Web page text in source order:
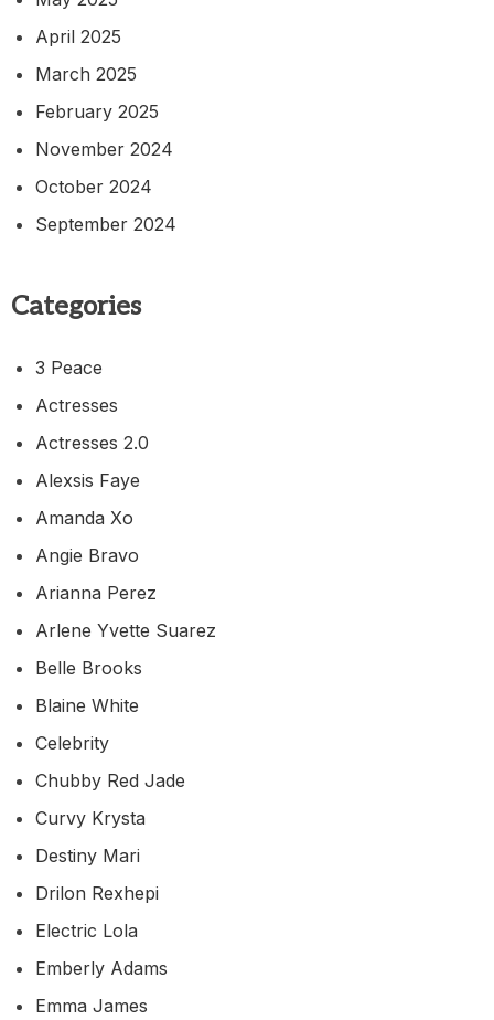
April 2025
March 2025
February 2025
November 2024
October 2024
September 2024
Categories
3 Peace
Actresses
Actresses 2.0
Alexsis Faye
Amanda Xo
Angie Bravo
Arianna Perez
Arlene Yvette Suarez
Belle Brooks
Blaine White
Celebrity
Chubby Red Jade
Curvy Krysta
Destiny Mari
Drilon Rexhepi
Electric Lola
Emberly Adams
Emma James